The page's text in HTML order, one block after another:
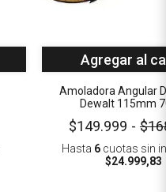
Agregar al
Amoladora Angular
Dewalt 115mm
$149.999 -
Hasta 6cuotas sin
$24.999,83